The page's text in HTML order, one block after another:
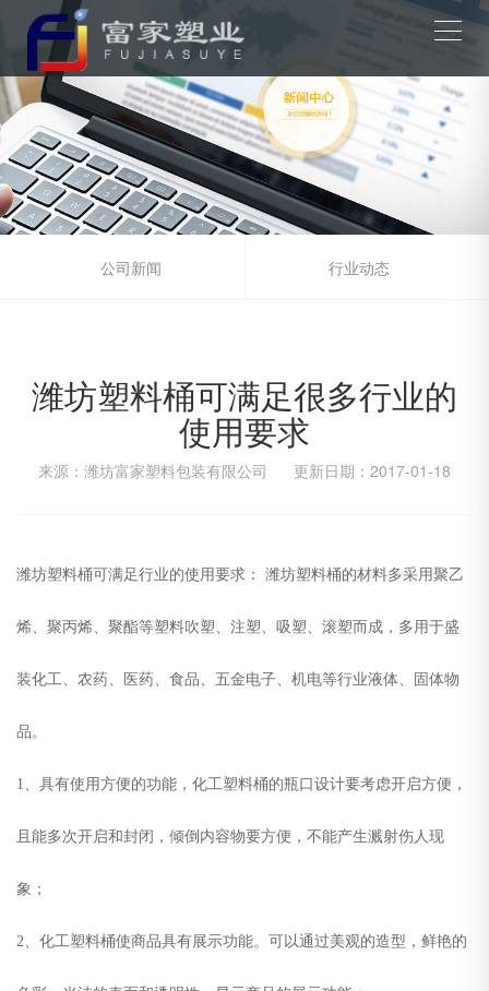
公司新闻 行业动态
潍坊塑料桶可满足很多行业的
使用要求
来源： 潍坊富家塑料包装有限公司 更新日期： 2017-01-18
潍坊塑料桶可满足行业的使用要求： 潍坊塑料桶的材料多采用聚乙
烯、聚丙烯、聚酯等塑料吹塑、注塑、吸塑、滚塑而成，多用于盛
装化工、农药、医药、食品、五金电子、机电等行业液体、固体物
品。
1、具有使用方便的功能，化工塑料桶的瓶口设计要考虑开启方便，
且能多次开启和封闭，倾倒内容物要方便，不能产生溅射伤人现
象；
2、化工塑料桶使商品具有展示功能。可以通过美观的造型，鲜艳的